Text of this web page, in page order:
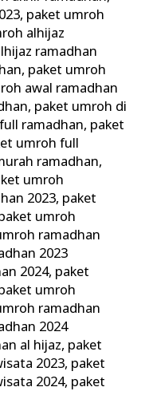
, paket umroh
alhijaz
ramadhan
, paket umroh
awal ramadhan
, paket umroh di
ramadhan, paket
umroh full
ramadhan,
umroh
2023, paket
umroh
ramadhan
2023
2024, paket
umroh
ramadhan
2024
al hijaz, paket
2023, paket
2024, paket